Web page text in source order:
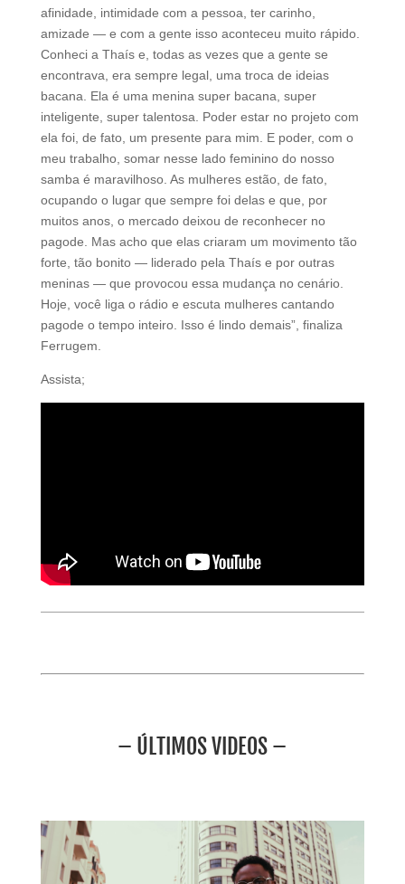
afinidade, intimidade com a pessoa, ter carinho,
amizade — e com a gente isso aconteceu muito rápido.
Conheci a Thaís e, todas as vezes que a gente se
encontrava, era sempre legal, uma troca de ideias
bacana. Ela é uma menina super bacana, super
inteligente, super talentosa. Poder estar no projeto com
ela foi, de fato, um presente para mim. E poder, com o
meu trabalho, somar nesse lado feminino do nosso
samba é maravilhoso. As mulheres estão, de fato,
ocupando o lugar que sempre foi delas e que, por
muitos anos, o mercado deixou de reconhecer no
pagode. Mas acho que elas criaram um movimento tão
forte, tão bonito — liderado pela Thaís e por outras
meninas — que provocou essa mudança no cenário.
Hoje, você liga o rádio e escuta mulheres cantando
pagode o tempo inteiro. Isso é lindo demais”, finaliza
Ferrugem.
Assista;
– ÚLTIMOS VIDEOS –